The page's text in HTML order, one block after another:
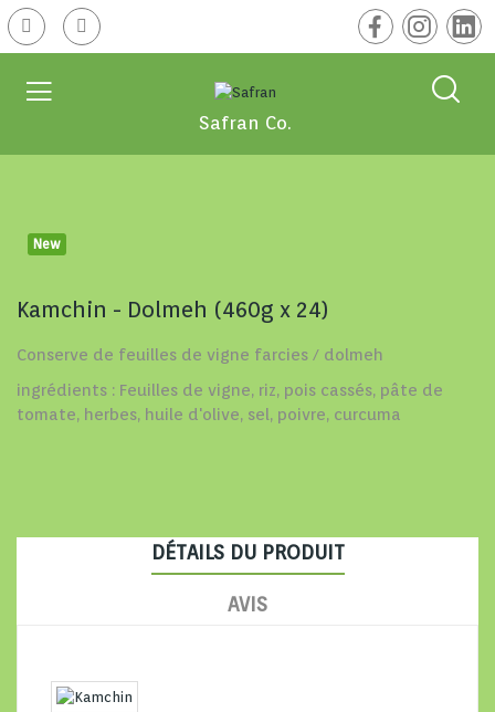
Safran Co.
New
Kamchin - Dolmeh (460g x 24)
Conserve de feuilles de vigne farcies / dolmeh
ingrédients : Feuilles de vigne, riz, pois cassés, pâte de
tomate, herbes, huile d'olive, sel, poivre, curcuma
DÉTAILS DU PRODUIT
AVIS